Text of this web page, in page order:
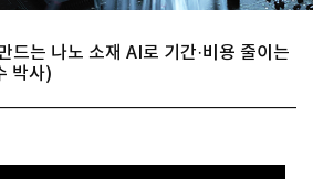
드는 나노 소재 AI로 기간·비용 줄이는
박사)